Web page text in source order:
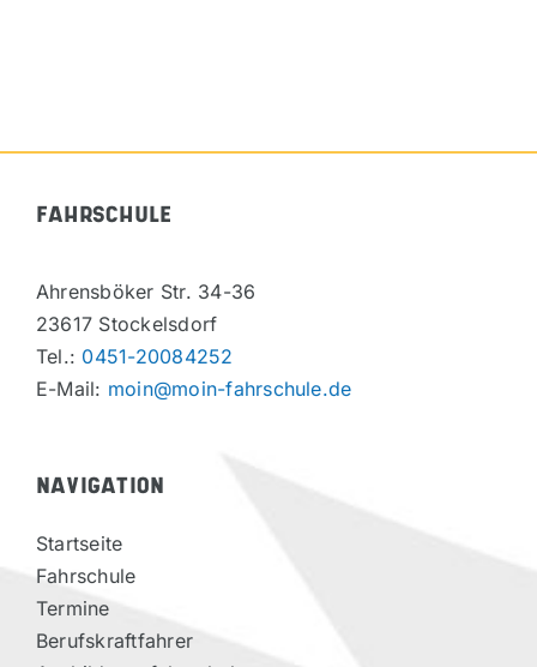
FAHRSCHULE
Ahrensböker Str. 34-36
23617 Stockelsdorf
Tel.: 0451-20084252
E-Mail: moin@moin-fahrschule.de
NAVIGATION
Startseite
Fahrschule
Termine
Berufskraftfahrer